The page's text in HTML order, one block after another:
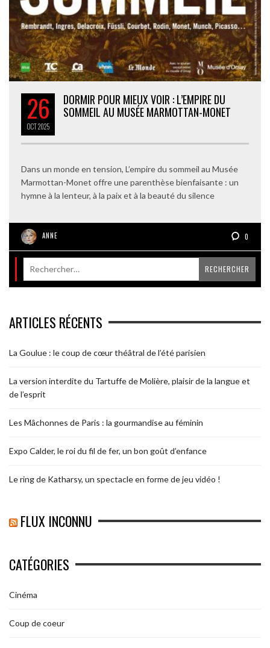
26
OCT2025
DORMIR POUR MIEUX VOIR : L’EMPIRE DU
SOMMEIL AU MUSÉE MARMOTTAN-MONET
Dans un monde en tension, L’empire du sommeil au Musée
Marmottan-Monet offre une parenthèse bienfaisante : un
hymne à la lenteur, à la paix et à la beauté du silence
ANNE 0
ARTICLES RÉCENTS
La Goulue : le coup de cœur théâtral de l’été parisien
La version interdite du Tartuffe de Molière, plaisir de la langue et
de l’esprit
Les Mâchonnes de Paris : la gourmandise au féminin
Expo Calder, le roi du fil de fer, un bon goût d’enfance
Le ring de Katharsy, un spectacle en forme de jeu vidéo !
FLUX INCONNU
CATÉGORIES
Cinéma
Coup de coeur